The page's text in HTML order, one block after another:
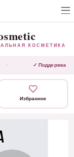
КОСМЕТИКА
· ✓ Поддержка
Избранное